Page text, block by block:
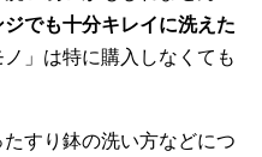
でも十分キレイに洗えた
」は特に購入しなくても
すり鉢の洗い方などにつ